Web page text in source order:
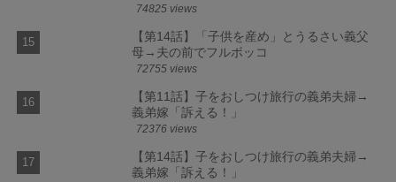
74825 views
【第14話】「子供を産め」とうるさい義父
母→夫の前でフルボッコ
72755 views
【第11話】子をおしつけ旅行の義弟夫婦→
義弟嫁「訴える！」
72376 views
【第14話】子をおしつけ旅行の義弟夫婦→
義弟嫁「訴える！」